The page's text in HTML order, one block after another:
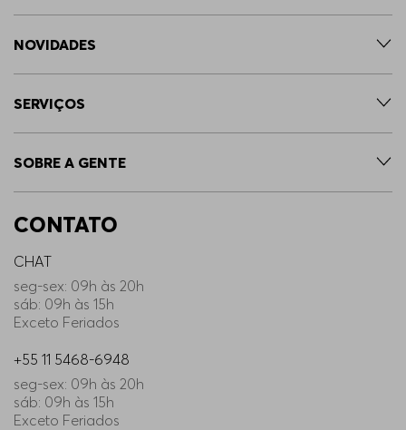
NOVIDADES
SERVIÇOS
SOBRE A GENTE
CONTATO
CHAT
seg-sex: 09h às 20h
sáb: 09h às 15h
Exceto Feriados
+55 11 5468-6948
seg-sex: 09h às 20h
sáb: 09h às 15h
Exceto Feriados